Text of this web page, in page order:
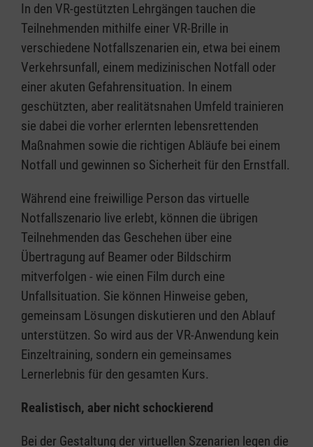
In den VR-gestützten Lehrgängen tauchen die
Teilnehmenden mithilfe einer VR-Brille in
verschiedene Notfallszenarien ein, etwa bei einem
Verkehrsunfall, einem medizinischen Notfall oder
einer akuten Gefahrensituation. In einem
geschützten, aber realitätsnahen Umfeld trainieren
sie dabei die vorher erlernten lebensrettenden
Maßnahmen sowie die richtigen Abläufe bei einem
Notfall und gewinnen so Sicherheit für den Ernstfall.
Während eine freiwillige Person das virtuelle
Notfallszenario live erlebt, können die übrigen
Teilnehmenden das Geschehen über eine
Übertragung auf Beamer oder Bildschirm
mitverfolgen - wie einen Film durch eine
Unfallsituation. Sie können Hinweise geben,
gemeinsam Lösungen diskutieren und den Ablauf
unterstützen. So wird aus der VR-Anwendung kein
Einzeltraining, sondern ein gemeinsames
Lernerlebnis für den gesamten Kurs.
Realistisch, aber nicht schockierend
Bei der Gestaltung der virtuellen Szenarien legen die